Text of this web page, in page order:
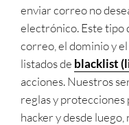
enviar correo no
electrónico. Este tipo
correo, el dominio y
listados de blacklist
acciones. Nuestros
reglas y protecciones
hacker y desde